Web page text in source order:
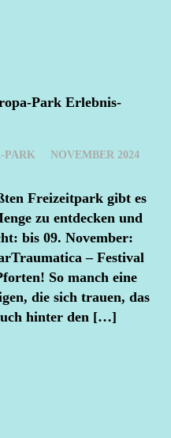
Park Erlebnis-
PARK
NOVEMBER 2024
Freizeitpark gibt es
zu entdecken und
bis 09. November:
– Festival
So manch eine
die sich trauen, das
hinter den […]